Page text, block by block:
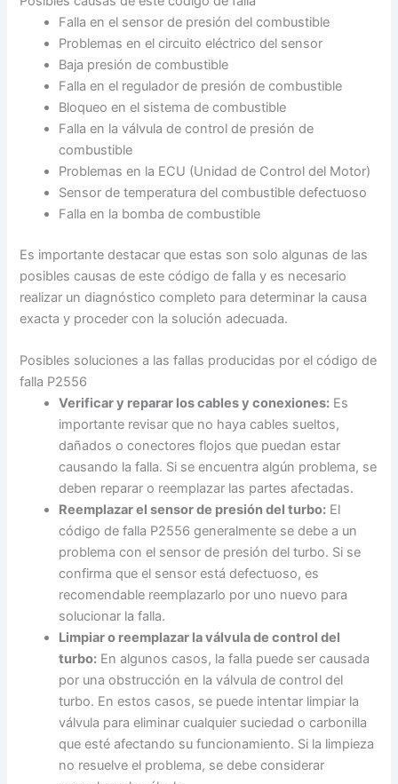
Falla en el sensor de presión del combustible
Problemas en el circuito eléctrico del sensor
Baja presión de combustible
Falla en el regulador de presión de combustible
Bloqueo en el sistema de combustible
Falla en la válvula de control de presión de
combustible
Problemas en la ECU (Unidad de Control del Motor)
Sensor de temperatura del combustible defectuoso
Falla en la bomba de combustible
Es importante destacar que estas son solo algunas de las
posibles causas de este código de falla y es necesario
realizar un diagnóstico completo para determinar la causa
exacta y proceder con la solución adecuada.
Posibles soluciones a las fallas producidas por el código de
falla P2556
Verificar y reparar los cables y conexiones: Es
importante revisar que no haya cables sueltos,
dañados o conectores flojos que puedan estar
causando la falla. Si se encuentra algún problema, se
deben reparar o reemplazar las partes afectadas.
Reemplazar el sensor de presión del turbo: El
código de falla P2556 generalmente se debe a un
problema con el sensor de presión del turbo. Si se
confirma que el sensor está defectuoso, es
recomendable reemplazarlo por uno nuevo para
solucionar la falla.
Limpiar o reemplazar la válvula de control del
turbo: En algunos casos, la falla puede ser causada
por una obstrucción en la válvula de control del
turbo. En estos casos, se puede intentar limpiar la
válvula para eliminar cualquier suciedad o carbonilla
que esté afectando su funcionamiento. Si la limpieza
no resuelve el problema, se debe considerar